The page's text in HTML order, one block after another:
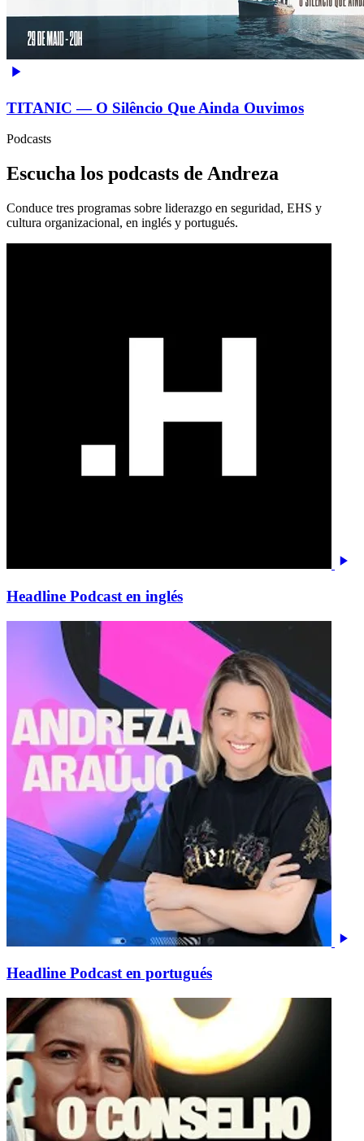
TITANIC — O Silêncio Que Ainda Ouvimos
Podcasts
Escucha los podcasts de Andreza
Conduce tres programas sobre liderazgo en seguridad, EHS y
cultura organizacional, en inglés y portugués.
Headline Podcast en inglés
Headline Podcast en portugués